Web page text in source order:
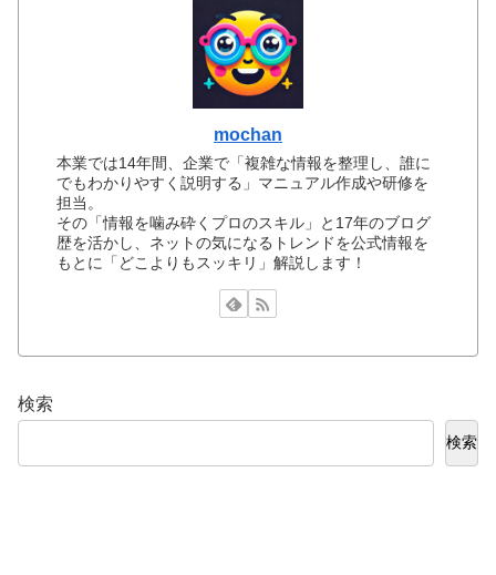
mochan
本業では14年間、企業で「複雑な情報を整理し、誰に
でもわかりやすく説明する」マニュアル作成や研修を
担当。
その「情報を噛み砕くプロのスキル」と17年のブログ
歴を活かし、ネットの気になるトレンドを公式情報を
もとに「どこよりもスッキリ」解説します！
検索
検索